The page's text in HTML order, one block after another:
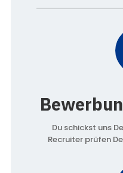
Du schickst uns
Recruiter prüfen